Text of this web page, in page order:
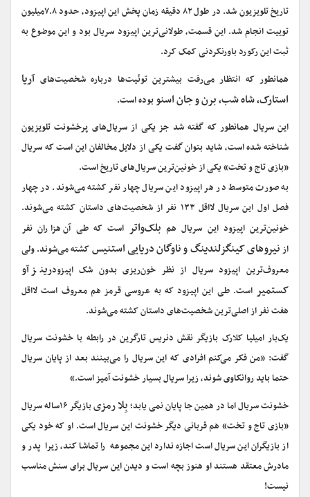
تاریخ تلویزیون شد. در طول ۸۲ دقیقه زمان پخش این اپیزود، حدود ۷.۸میلیون
توییت انجام شد. این قسمت، طولانی‌ترین اپیزود سریال بود و این موضوع به
ثبت این رکورد باورنکردنی کمک کرد.
همانطور که انتظار می‌رفت بیشترین توئیت‌ها درباره شخصیت‌های آریا
استارک، شاه شب، برن و جان اسنوبوده است.
این سریال همانطور که گفته شد جز یکی از سریال‌های پرخشونت تلویزیون
شناخته شده است، شاید بتوان گفت یکی از دلایل مخالفان این است که سریال
«بازی تاج و تخت» یکی از خونین‌ترین سریال‌های تاریخ است.
به صورت متوسط در هر اپیزود این سریال چهار نفر کشته می‌شوند. در چهار
فصل اول این سریال لااقل ۱۳۳ نفر از شخصیت‌های داستان کشته می‌شوند.
خونین‌ترین اپیزود این سریال هم بلک‌واتر است که طی آن هزاران نفر
ازنیروهای کینگزلندینگ و ناوگان دریایی استنیسکشته می‌شوند. ولی
معروف‌ترین اپیزود سریال از نظر خون‌ریزی بدون شک اپیزودرینز آو
کستمیر است. طی این اپیزود که به عروسی قرمز هم معروف است لااقل
هفت نفر از اصلی‌ترین شخصیت‌های داستان کشته می‌شوند.
یک‌بار امیلیا کلارک بازیگر نقش دنریس تارگرین در رابطه با خشونت سریال
گفت: «من فکر می‌کنم افرادی که این سریال را می‌بینند بعد از پایان سریال
حتما باید روانکاوی شوند، زیرا سریال بسیار خشونت آمیز است.»
خشونت سریال اما در همین جا پایان نمی یابد؛بِلا رمزی
بازیگر ۱۶ساله سریال
«بازی تاج و تخت» هم قربانی دیگر خشونت این سریال است. او که خود یکی
از بازیگران این سریال است اجازه ندارد این مجموعه را تماشا کند، زیرا پدر و
مادرش معتقد هستند او هنوز بچه است و دیدن این سریال برای سنش مناسب
نیست!